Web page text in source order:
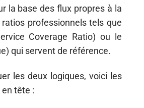
la base des flux propres à la
professionnels tels que
Coverage Ratio) ou le
qui servent de référence.
les deux logiques, voici les
tête :